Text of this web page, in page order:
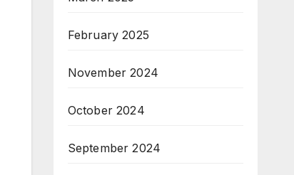
February 2025
November 2024
October 2024
September 2024